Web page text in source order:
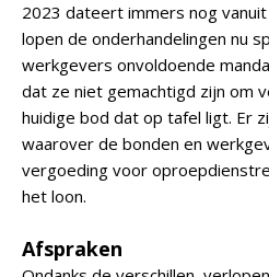
2023 dateert immers nog vanuit
lopen de onderhandelingen nu
werkgevers onvoldoende
dat ze niet gemachtigd zijn om
huidige bod dat op tafel ligt. Er
waarover de bonden en
vergoeding voor
het loon.
Afspraken